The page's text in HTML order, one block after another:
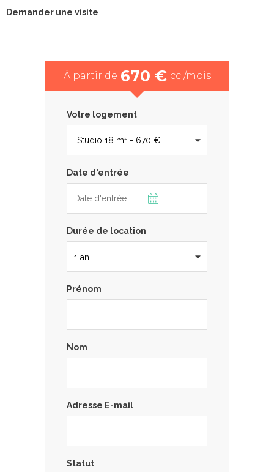
Demander une visite
À partir de 670 € cc /mois
Votre logement
Date d'entrée
Durée de location
Prénom
Nom
Adresse E-mail
Statut